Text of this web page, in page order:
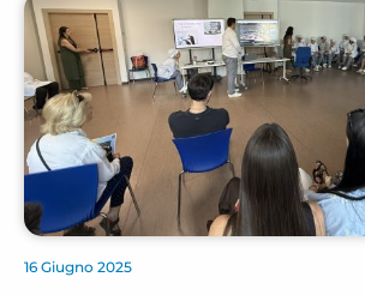
16 Giugno 2025